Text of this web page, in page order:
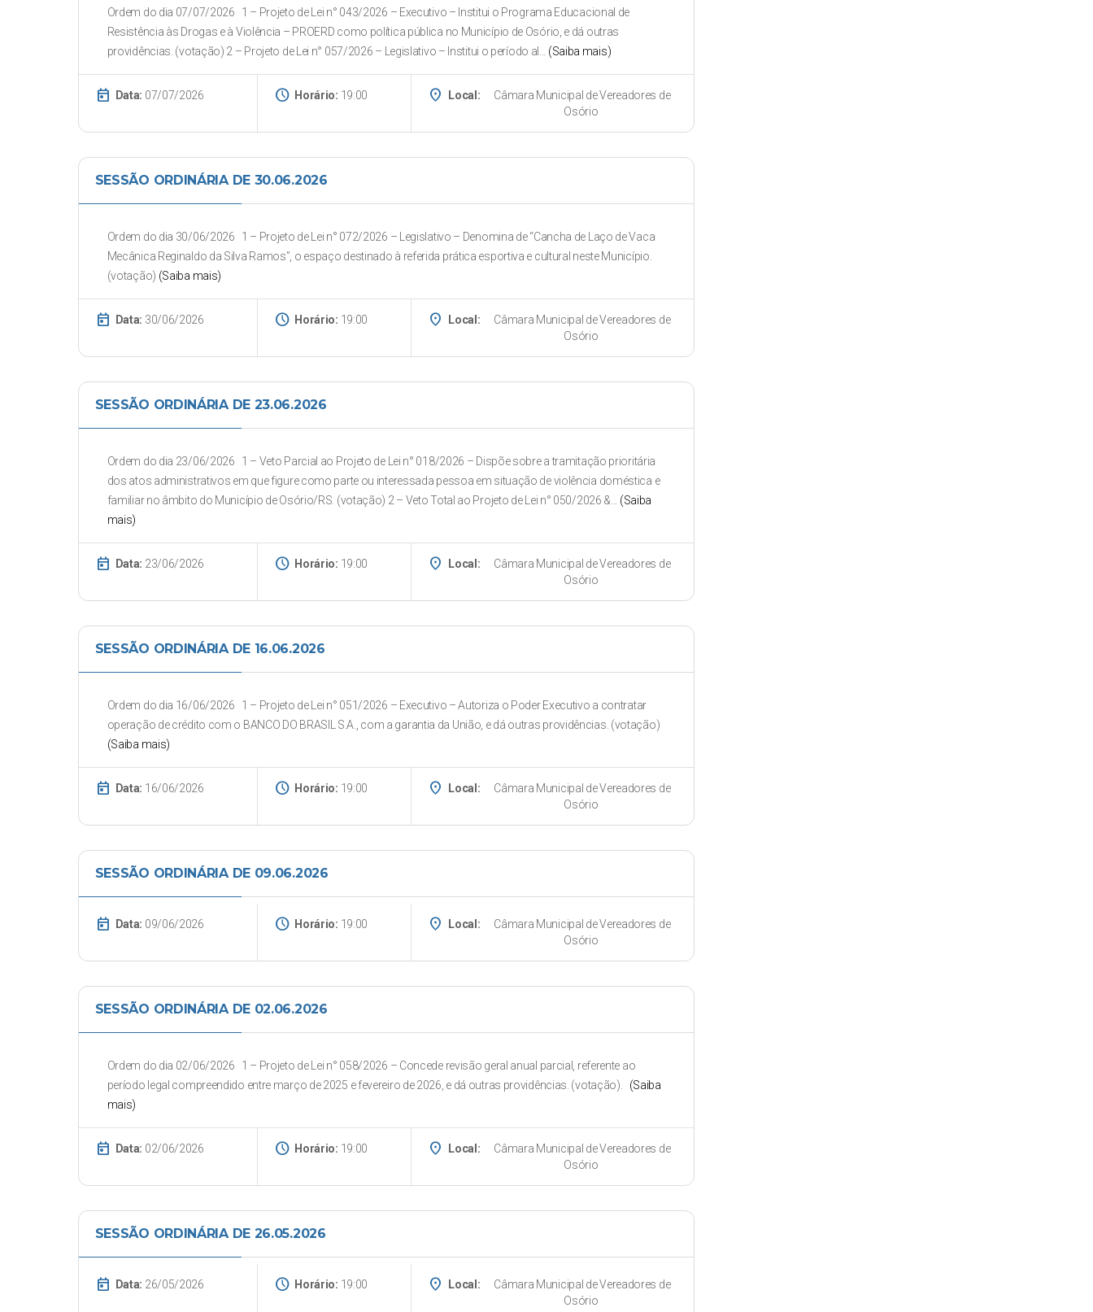
Ordem do dia 07/07/2026 1 – Projeto de Lei n° 043/2026 – Executivo – Institui o Programa Educacional de
Resistência às Drogas e à Violência – PROERD como política pública no Município de Osório, e dá outras
providências. (votação) 2 – Projeto de Lei n° 057/2026 – Legislativo – Institui o período al... (Saiba mais)
today Data: 07/07/2026 schedule Horário: 19:00 place Local:
Câmara Municipal de Vereadores de
Osório
SESSÃO ORDINÁRIA DE 30.06.2026
Ordem do dia 30/06/2026 1 – Projeto de Lei n° 072/2026 – Legislativo – Denomina de “Cancha de Laço de Vaca
Mecânica Reginaldo da Silva Ramos”, o espaço destinado à referida prática esportiva e cultural neste Município.
(votação) (Saiba mais)
today Data: 30/06/2026 schedule Horário: 19:00 place Local:
Câmara Municipal de Vereadores de
Osório
SESSÃO ORDINÁRIA DE 23.06.2026
Ordem do dia 23/06/2026 1 – Veto Parcial ao Projeto de Lei n° 018/2026 – Dispõe sobre a tramitação prioritária
dos atos administrativos em que figure como parte ou interessada pessoa em situação de violência doméstica e
familiar no âmbito do Município de Osório/RS. (votação) 2 – Veto Total ao Projeto de Lei n° 050/2026 &... (Saiba
mais)
today Data: 23/06/2026 schedule Horário: 19:00 place Local:
Câmara Municipal de Vereadores de
Osório
SESSÃO ORDINÁRIA DE 16.06.2026
Ordem do dia 16/06/2026 1 – Projeto de Lei n° 051/2026 – Executivo – Autoriza o Poder Executivo a contratar
operação de crédito com o BANCO DO BRASIL S.A., com a garantia da União, e dá outras providências. (votação)
(Saiba mais)
today Data: 16/06/2026 schedule Horário: 19:00 place Local:
Câmara Municipal de Vereadores de
Osório
SESSÃO ORDINÁRIA DE 09.06.2026
today Data: 09/06/2026 schedule Horário: 19:00 place Local:
Câmara Municipal de Vereadores de
Osório
SESSÃO ORDINÁRIA DE 02.06.2026
Ordem do dia 02/06/2026 1 – Projeto de Lei n° 058/2026 – Concede revisão geral anual parcial, referente ao
período legal compreendido entre março de 2025 e fevereiro de 2026, e dá outras providências. (votação). (Saiba
mais)
today Data: 02/06/2026 schedule Horário: 19:00 place Local:
Câmara Municipal de Vereadores de
Osório
SESSÃO ORDINÁRIA DE 26.05.2026
today Data: 26/05/2026 schedule Horário: 19:00 place Local:
Câmara Municipal de Vereadores de
Osório